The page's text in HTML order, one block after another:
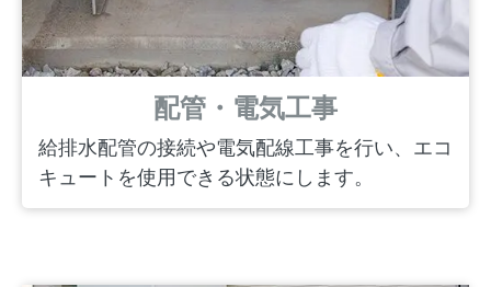
配管・電気工事
給排水配管の接続や電気配線工事を行い、エコ
キュートを使用できる状態にします。